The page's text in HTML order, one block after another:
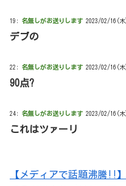
19: 名無しがお送りします 2023/02/16(木
デブの
22: 名無しがお送りします 2023/02/16(
90点?
24: 名無しがお送りします 2023/02/16(木
これはツァーリ
【メディアで話題沸騰!!